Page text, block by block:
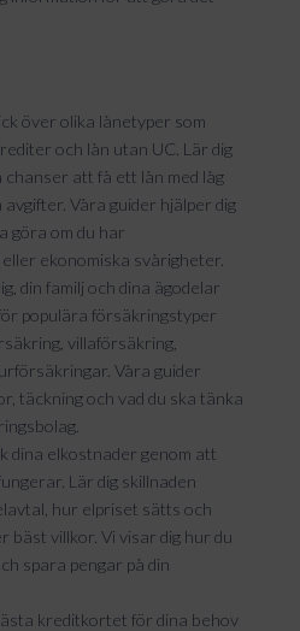
över olika lånetyper som
och lån utan UC. Lär dig
att få ett lån med låg
Våra guider hjälper dig
göra om du har
ekonomiska svårigheter.
din familj och dina ägodelar
populära försäkringstyper
villaförsäkring,
Våra guider
täckning och vad du ska tänka
dina elkostnader genom att
Lär dig skillnaden
hur elpriset sätts och
bäst villkor. Vi visar dig hur du
spara pengar på din
kreditkortet för dina behov